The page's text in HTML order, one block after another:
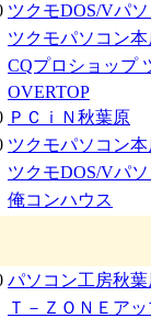
ツクモDOS/Vパ
ツクモパソコン
CQプロショップ
OVERTOP
ＰＣｉＮ秋葉原
ツクモパソコン
ツクモDOS/Vパ
俺コンハウス
パソコン工房秋
Ｔ－ＺＯＮＥア